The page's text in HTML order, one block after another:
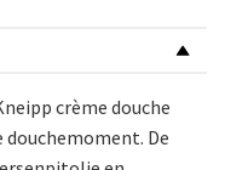
crème douche
De